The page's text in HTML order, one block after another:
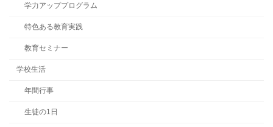
学力アッププログラム
特色ある教育実践
教育セミナー
学校生活
年間行事
生徒の1日